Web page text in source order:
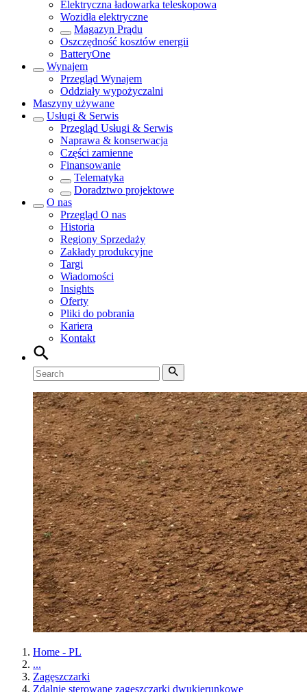
Elektryczna ładowarka teleskopowa
Wozidła elektryczne
Magazyn Prądu
Oszczędność kosztów energii
BatteryOne
Wynajem
Przegląd Wynajem
Oddziały wypożyczalni
Maszyny używane
Usługi & Serwis
Przegląd Usługi & Serwis
Naprawa & konserwacja
Części zamienne
Finansowanie
Telematyka
Doradztwo projektowe
O nas
Przegląd O nas
Historia
Regiony Sprzedaży
Zakłady produkcyjne
Targi
Wiadomości
Insights
Oferty
Pliki do pobrania
Kariera
Kontakt
Home - PL
...
Zagęszczarki
Zdalnie sterowane zagęszczarki dwukierunkowe